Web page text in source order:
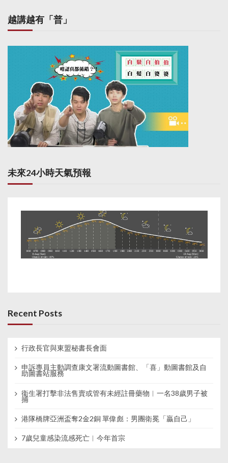
越講越有「普」
未來24小時天氣預報
Recent Posts
行政長官與東盟秘書長會面
申訴專員主動調查康文署流動圖書館、「喜」動圖書館及自
助圖書站服務
衞生署打擊非法售賣或管有未經註冊藥物︱一名38歲男子被
捕
港隊橋牌亞洲盃奪2金2銅 單偉彪：男團衛冕「贏自己」
7歲兒童感染流感死亡︱今年首宗